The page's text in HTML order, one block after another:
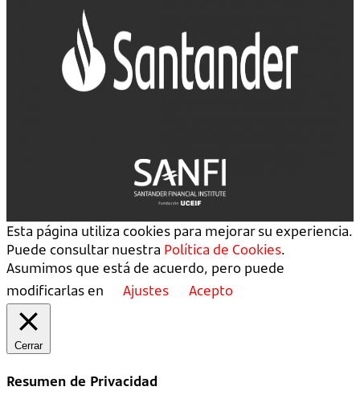
Esta página utiliza cookies para mejorar su experiencia.
Puede consultar nuestra Política de Cookies.
Asumimos que está de acuerdo, pero puede
modificarlas en
Ajustes Acepto
Cerrar
Resumen de Privacidad